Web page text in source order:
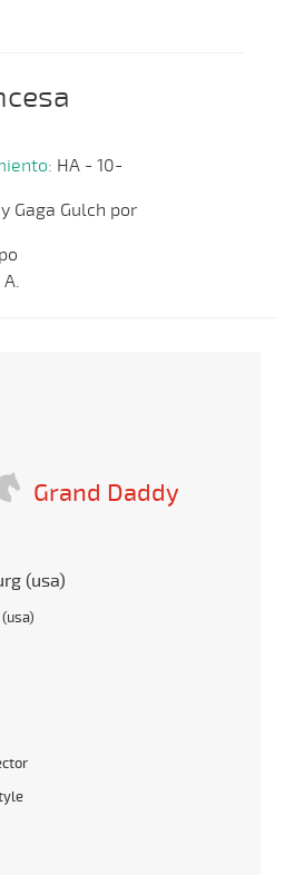
HA - 10-
Gaga Gulch por
Grand Daddy
(usa)